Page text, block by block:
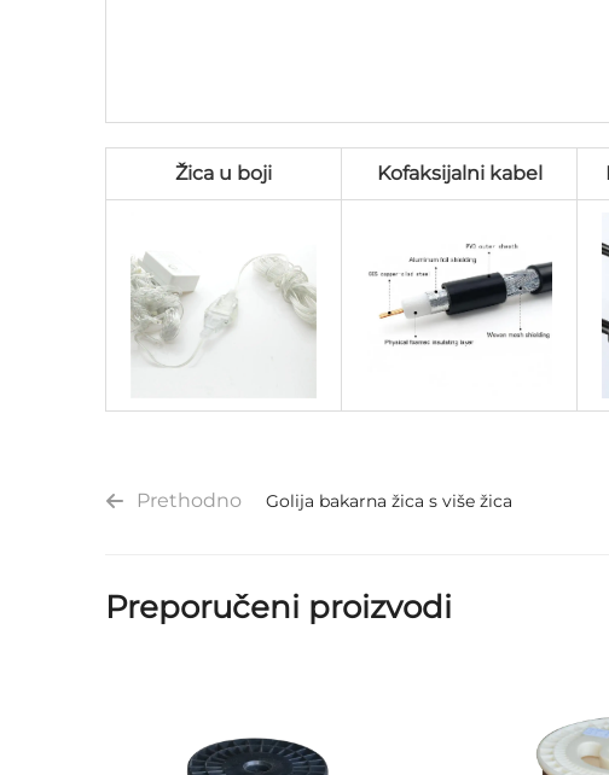
Žica u boji Kofaksijalni kabel
Prethodno Golija bakarna žica s više žica
Preporučeni proizvodi